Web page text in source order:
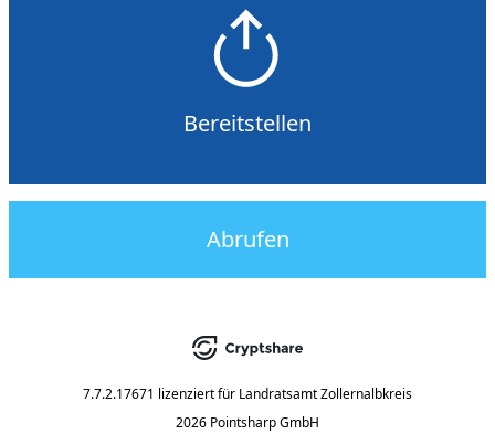
Bereitstellen
Abrufen
7.7.2.17671 lizenziert für Landratsamt Zollernalbkreis
2026 Pointsharp GmbH